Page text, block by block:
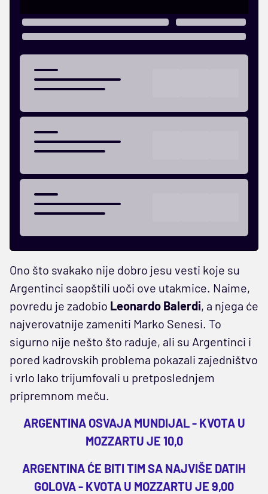
Ono što svakako nije dobro jesu vesti koje su
Argentinci saopštili uoči ove utakmice. Naime,
povredu je zadobio Leonardo Balerdi, a njega će
najverovatnije zameniti Marko Senesi. To
sigurno nije nešto što raduje, ali su Argentinci i
pored kadrovskih problema pokazali zajedništvo
i vrlo lako trijumfovali u pretposlednjem
pripremnom meču.
ARGENTINA OSVAJA MUNDIJAL - KVOTA U
MOZZARTU JE 10,0
ARGENTINA ĆE BITI TIM SA NAJVIŠE DATIH
GOLOVA - KVOTA U MOZZARTU JE 9,00